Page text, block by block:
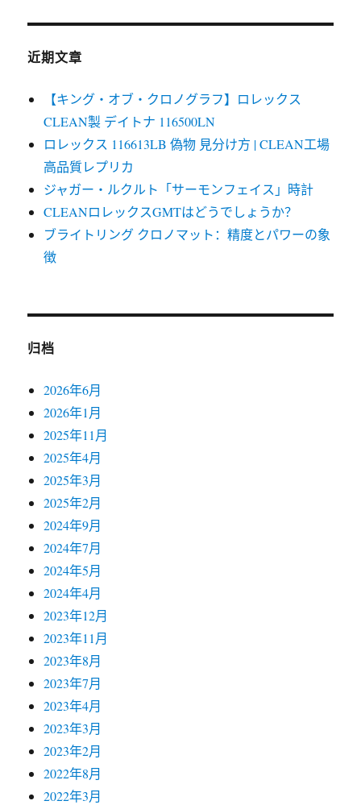
近期文章
【キング・オブ・クロノグラフ】ロレックス
CLEAN製 デイトナ 116500LN
ロレックス 116613LB 偽物 見分け方 | CLEAN工場
高品質レプリカ
ジャガー・ルクルト「サーモンフェイス」時計
CLEANロレックスGMTはどうでしょうか？
ブライトリング クロノマット：精度とパワーの象
徴
归档
2026年6月
2026年1月
2025年11月
2025年4月
2025年3月
2025年2月
2024年9月
2024年7月
2024年5月
2024年4月
2023年12月
2023年11月
2023年8月
2023年7月
2023年4月
2023年3月
2023年2月
2022年8月
2022年3月